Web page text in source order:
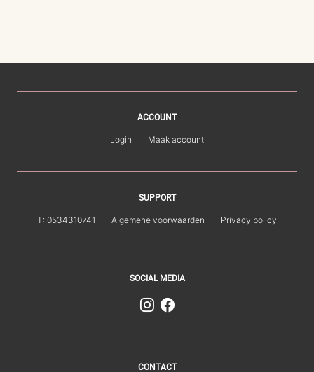
ACCOUNT
Login Maak account
SUPPORT
T: 0534310741 Algemene voorwaarden Privacy policy
SOCIAL MEDIA
CONTACT